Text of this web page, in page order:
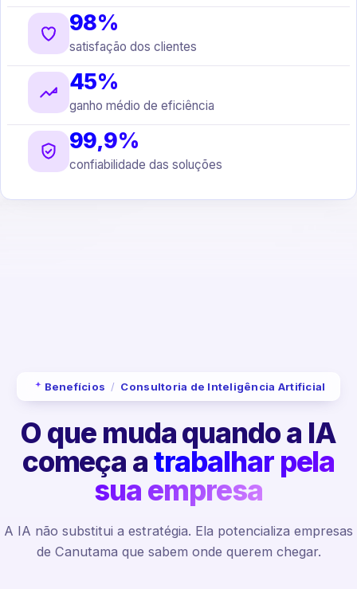
98%
satisfação dos clientes
45%
ganho médio de eficiência
99,9%
confiabilidade das soluções
Benefícios / Consultoria de Inteligência Artificial
O que muda quando a IA
começa atrabalhar pela
sua empresa
A IA não substitui a estratégia. Ela potencializa empresas
de Canutama que sabem onde querem chegar.